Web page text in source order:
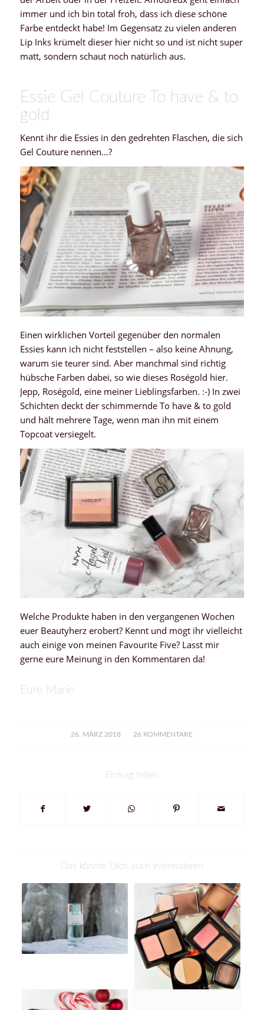
immer und ich bin total froh, dass ich diese schöne
Farbe entdeckt habe! Im Gegensatz zu vielen anderen
Lip Inks krümelt dieser hier nicht so und ist nicht super
matt, sondern schaut noch natürlich aus.
Essie Gel Couture To have & to
gold
Kennt ihr die Essies in den gedrehten Flaschen, die sich
Gel Couture nennen…?
Einen wirklichen Vorteil gegenüber den normalen
Essies kann ich nicht feststellen – also keine Ahnung,
warum sie teurer sind. Aber manchmal sind richtig
hübsche Farben dabei, so wie dieses Roségold hier.
Jepp, Roségold, eine meiner Lieblingsfarben. :-) In zwei
Schichten deckt der schimmernde To have & to gold
und hält mehrere Tage, wenn man ihn mit einem
Topcoat versiegelt.
Welche Produkte haben in den vergangenen Wochen
euer Beautyherz erobert? Kennt und mögt ihr vielleicht
auch einige von meinen Favourite Five? Lasst mir
gerne eure Meinung in den Kommentaren da!
Eure Marie
26. MÄRZ 2018
/ 26 KOMMENTARE
Eintrag teilen
Das könnte Dich auch interessieren